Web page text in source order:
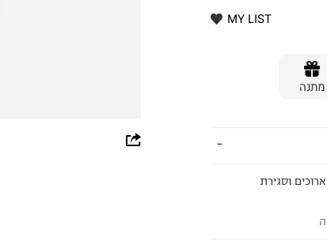
MY LIST
מתנה
וסגירת